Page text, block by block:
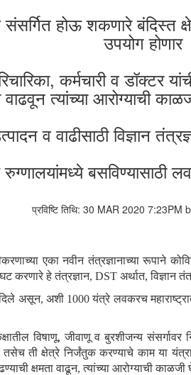
होऊ शकणारे बंदिस्त
उपयोग होणार
कर्मचारी व डॉक्टर
वाढवून त्यांच्या आरोग्याची
व वाढीसाठी विज्ञान
रुग्णालयांमध्ये
प्रविष्टि तिथि: 30 MAR 2020
एका नवीन तंत्रज्ञानाच्या रूपाने
करणारे हे तंत्रज्ञान, DST अर्थात,विज्ञान
असून, अशी 1000 यंत्रे लवकरच
विषाणू,जीवाणू व बुरशीजन्य
तसेच ती क्षेत्रे निर्जंतुक करण्याचे काम या
क्षमता वाढून,त्यांच्या आरोग्याची